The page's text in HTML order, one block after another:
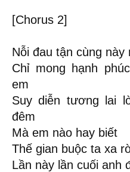
[Chorus 2]
Nỗi đau tận cùng
Chỉ mong hạnh
em
Suy diễn tương lai
đêm
Mà em nào hay biết
Thế gian buộc ta xa
Lần này lần cuối anh